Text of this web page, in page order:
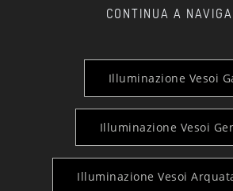
CONTINUA A
Illuminazione Vesoi
Illuminazione Vesoi
Illuminazione Vesoi